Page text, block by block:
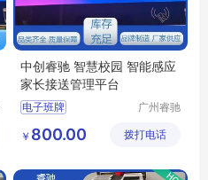
中创睿驰 智慧校园 智能感应
家长接送管理平台
电子班牌
家长接送管理平台
液晶电子班牌
广州睿驰
公司
￥ 800.00 拨打电话